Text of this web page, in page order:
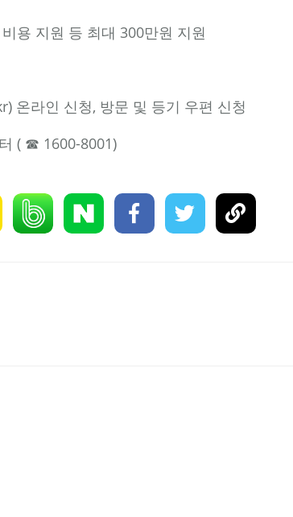
용 지원 등 최대 300만원 지원
) 온라인 신청, 방문 및 등기 우편 신청
( ☎ 1600-8001)